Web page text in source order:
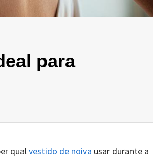
para
qualvestido de noiva usar durante a